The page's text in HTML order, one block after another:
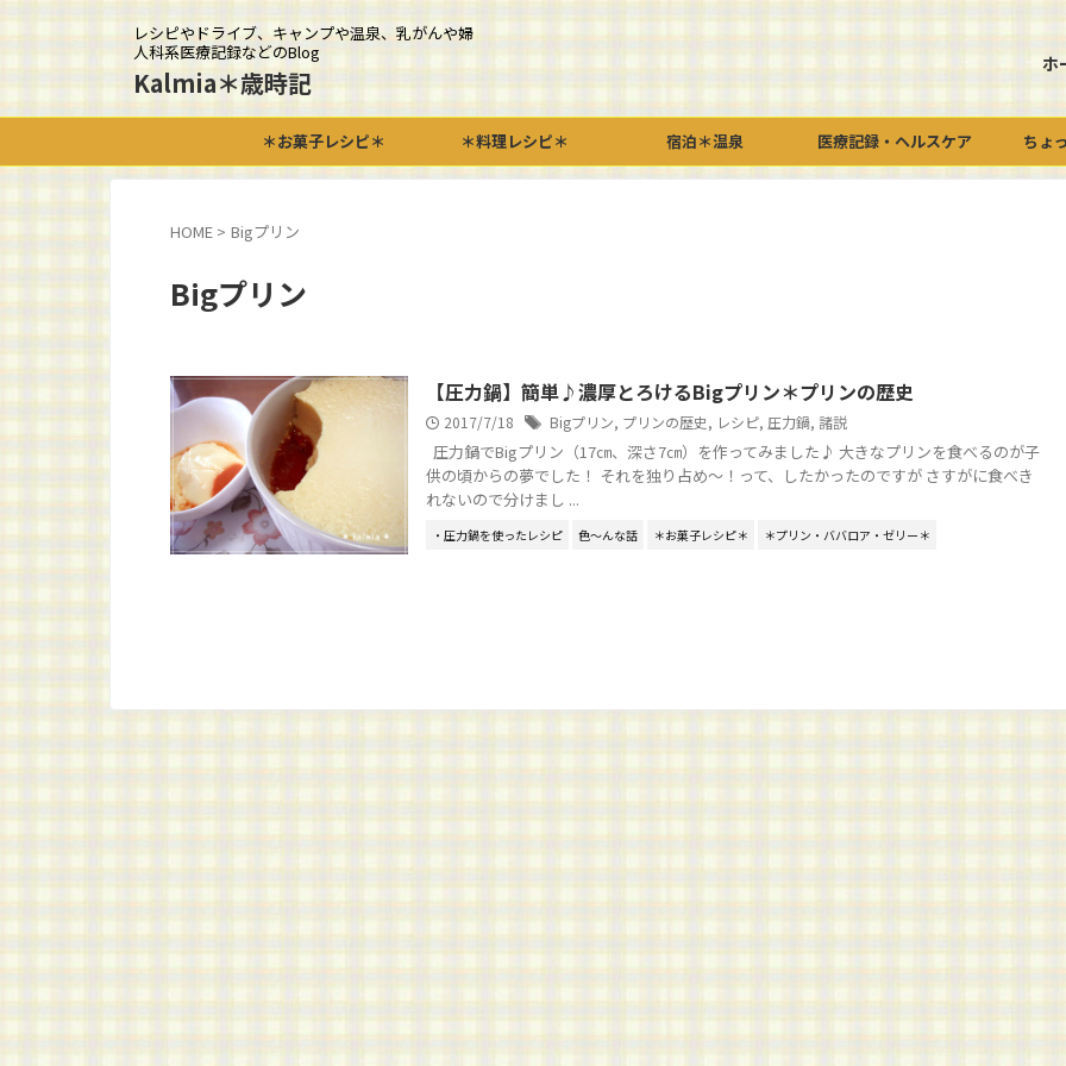
レシピやドライブ、キャンプや温泉、乳がんや婦
人科系医療記録などのBlog
Kalmia＊歳時記
ホ
＊お菓子レシピ＊ ＊料理レシピ＊ 宿泊＊温泉 医療記録・ヘルスケア ちょ
HOME > Bigプリン
Bigプリン
【圧力鍋】簡単♪濃厚とろけるBigプリン＊プリンの歴史
2017/7/18 Bigプリン, プリンの歴史, レシピ, 圧力鍋, 諸説
圧力鍋でBigプリン（17㎝、深さ7㎝）を作ってみました♪ 大きなプリンを食べるのが子
供の頃からの夢でした！ それを独り占め～！って、したかったのですが さすがに食べき
れないので分けまし ...
・圧力鍋を使ったレシピ 色～んな話 ＊お菓子レシピ＊ ＊プリン・ババロア・ゼリー＊